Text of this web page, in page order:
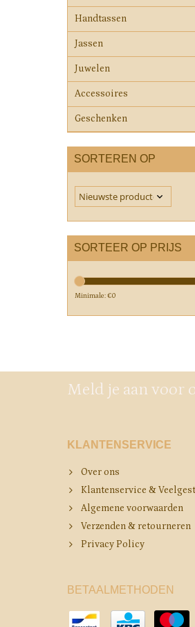
Handtassen
Jassen
Juwelen
Accessoires
Geschenken
SORTEREN OP
SORTEER OP PRIJS
Minimale: €0
Meld je aan voor
KLANTENSERVICE
Over ons
Klantenservice &
Algemene voorwaarden
Verzenden & retourneren
Privacy Policy
BETAALMETHODEN